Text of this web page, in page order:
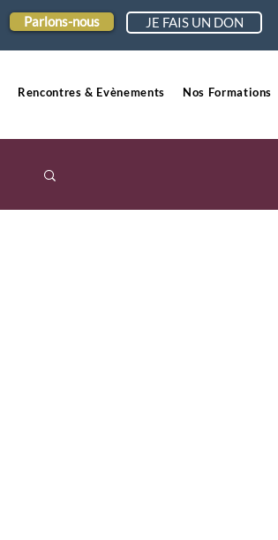
Parlons-nous JE FAIS UN DON
Rencontres & Evènements Nos Formations